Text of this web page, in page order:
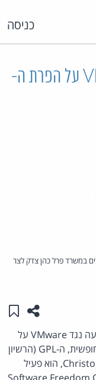
כניסה
גרמניה: תביעה נגד VMware על הפרת ה-
במשרד פרל כהן צדק לצר
שתפו
זה נדיר, אבל זה קורה: בגרמניה הוגשה תביעה נגד VMware על
הפרת הרשיון הנפוץ ביותר בעולם התכנה החופשית, ה-GPL (הרשיון
הציבורי הכללי של גנו). התובע, Christoph Hellwig, הוא פעיל